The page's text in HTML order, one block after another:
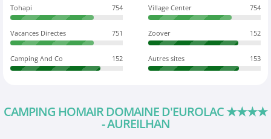
Tohapi 754 Village Center 754
Vacances Directes 751 Zoover 152
Camping And Co 152 Autres sites 153
CAMPING HOMAIR DOMAINE D'EUROLAC★★★★
- AUREILHAN